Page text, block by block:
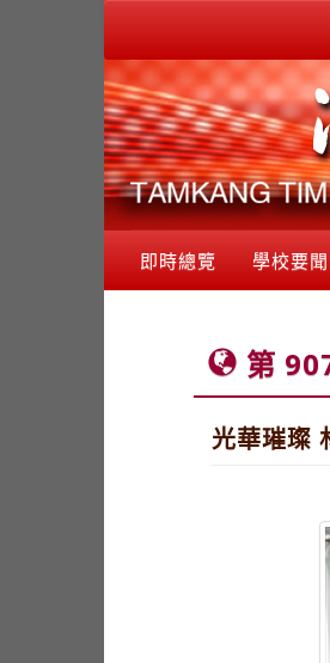
即時總覽 學校要聞
第
光華璀璨